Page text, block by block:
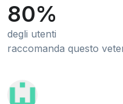
80%
degli utenti
raccomanda questo